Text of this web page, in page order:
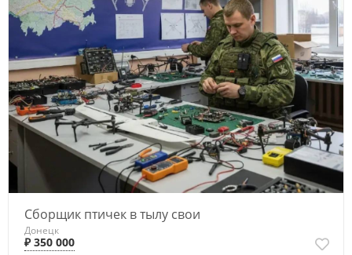
Сборщик птичек в тылу свои
Донецк
₽ 350 000